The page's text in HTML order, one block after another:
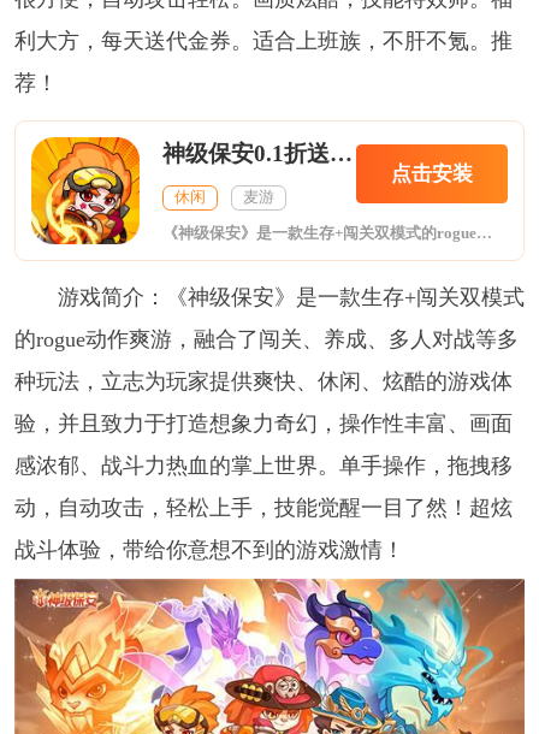
利大方，每天送代金券。适合上班族，不肝不氪。推
荐！
神级保安0.1折送648
休闲 麦游
点击安装
《神级保安》是一款生存+闯关双模式的rogue动作爽游，融合了闯关、养成、多人对战等多种玩法，立志为玩家提供爽快、休闲、炫酷的游戏体验，并且致力于打造想象力奇幻，操作性丰富、画面感浓郁、战斗力热血的掌上世界。单手操作，拖拽移动，自动攻击，轻松上手，技能觉醒一目了然！超炫战斗体验，带给你意想不到的游戏激情！
游戏简介：《神级保安》是一款生存+闯关双模式
的rogue动作爽游，融合了闯关、养成、多人对战等多
种玩法，立志为玩家提供爽快、休闲、炫酷的游戏体
验，并且致力于打造想象力奇幻，操作性丰富、画面
感浓郁、战斗力热血的掌上世界。单手操作，拖拽移
动，自动攻击，轻松上手，技能觉醒一目了然！超炫
战斗体验，带给你意想不到的游戏激情！